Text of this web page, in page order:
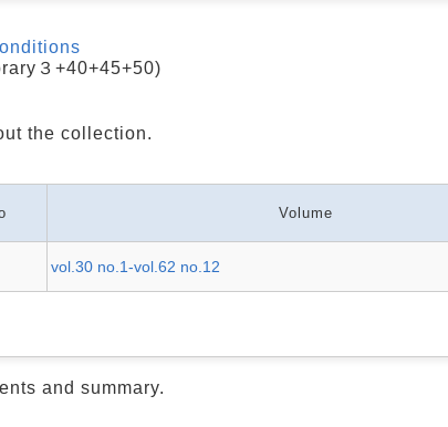
３+40+45+50)
the collection.
Volume
vol.30 no.1-vol.62 no.12
and summary.